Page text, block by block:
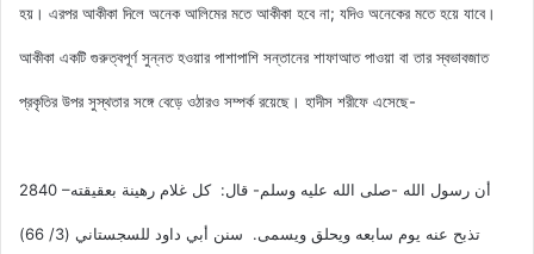
হয়। এরপর আকীকা দিলে অনেক আলিমের মতে আকীকা হবে না; যদিও অনেকের মতে হয়ে যাবে।
আকীকা একটি গুরুত্বপূর্ণ সুন্নত হওয়ার পাশাপাশি সন্তানের শাফাআত পাওয়া বা তার স্বভাবজাত
প্রকৃতির উপর সুস্থতার সঙ্গে বেড়ে ওঠারও সম্পর্ক রয়েছে। হাদীস শরীফে এসেছে-
2840 –أن رسول الله -صلى الله عليه وسلم- قال: كل غلام رهينة بعقيقته
تذبح عنه يوم سابعه ويحلق ويسمى. سنن أبي داود للسجستاني (3/ 66)